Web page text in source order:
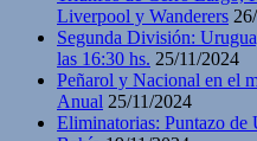
Liverpool y Wanderers
Segunda División:
las 16:30 hs. 25/11/2024
Peñarol y Nacional en el
Anual 25/11/2024
Eliminatorias: Puntazo de